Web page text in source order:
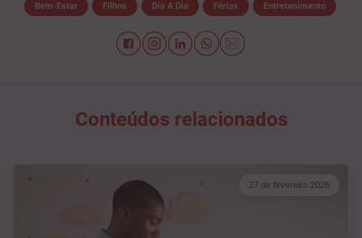
Bem-Estar Filhos Dia A Dia Férias Entretenimento
Conteúdos relacionados
27 de fevereiro 2026